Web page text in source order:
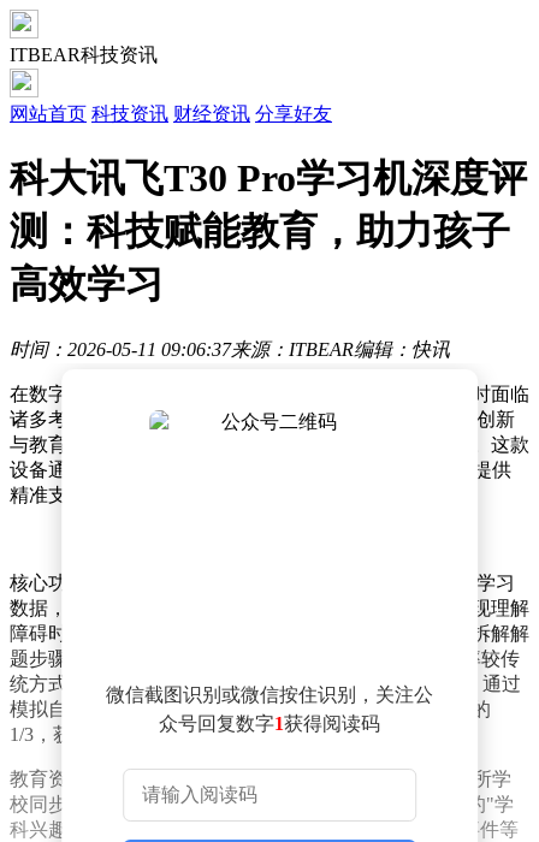
ITBEAR科技资讯
网站首页 科技资讯 财经资讯 分享好友
科大讯飞T30 Pro学习机深度评
测：科技赋能教育，助力孩子
高效学习
时间：2026-05-11 09:06:37来源：ITBEAR编辑：快讯
在数字化教育浪潮席卷之下，家长为孩子挑选学习设备时面临
诸多考量。科大讯飞近期推出的T30 Pro学习机凭借技术创新
与教育场景的深度融合，成为教育科技领域的焦点产品。这款
设备通过AI算法重构学习流程，为不同学习阶段的学生提供
精准支持，引发市场广泛关注。
核心功能方面，T30 Pro搭载的智能诊断系统可实时分析学习
数据，构建个性化知识图谱。当学生在数学几何模块出现理解
障碍时，系统不仅会推送专项练习，还能通过动态演示拆解解
题步骤。这种"诊断-干预-巩固"的闭环设计，使学习效率较传
统方式提升40%以上。设备配备的14.7英寸纳米蚀刻屏，通过
模拟自然光散射原理，将屏幕蓝光伤害降低至行业标准的
1/3，获得德国莱茵TÜV等多项国际认证。
教育资源整合能力是该产品的另一亮点。内置的50000+所学
校同步课程库，覆盖K12全学段核心知识点。特别开发的"学
科兴趣引擎"通过游戏化学习场景，将物理实验、历史事件等
微信截图识别或微信按住识别，关注公
众号回复数字1获得阅读码